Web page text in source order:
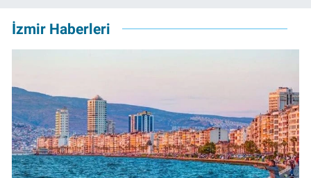
İzmir Haberleri